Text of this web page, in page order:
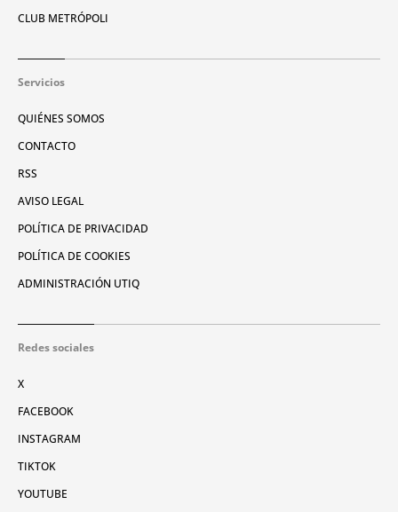
CLUB METRÓPOLI
Servicios
QUIÉNES SOMOS
CONTACTO
RSS
AVISO LEGAL
POLÍTICA DE PRIVACIDAD
POLÍTICA DE COOKIES
ADMINISTRACIÓN UTIQ
Redes sociales
X
FACEBOOK
INSTAGRAM
TIKTOK
YOUTUBE